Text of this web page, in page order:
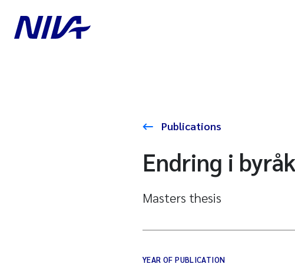
Publications
Endring i
Masters thesis
YEAR OF PUBLICATION